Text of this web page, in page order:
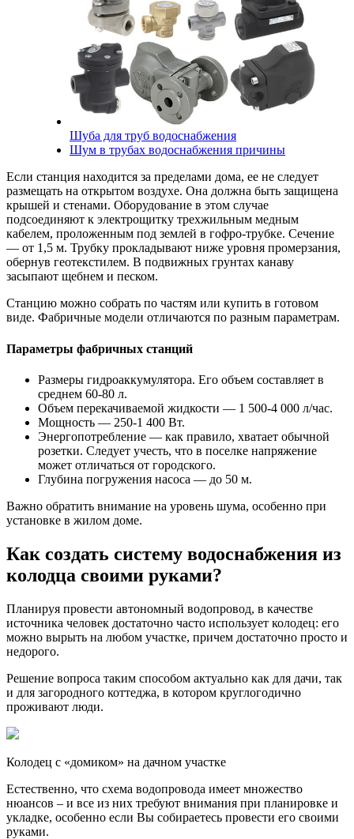
Шуба для труб водоснабжения
Шум в трубах водоснабжения причины
Если станция находится за пределами дома, ее не следует
размещать на открытом воздухе. Она должна быть защищена
крышей и стенами. Оборудование в этом случае
подсоединяют к электрощитку трехжильным медным
кабелем, проложенным под землей в гофро-трубке. Сечение
— от 1,5 м. Трубку прокладывают ниже уровня промерзания,
обернув геотекстилем. В подвижных грунтах канаву
засыпают щебнем и песком.
Станцию можно собрать по частям или купить в готовом
виде. Фабричные модели отличаются по разным параметрам.
Параметры фабричных станций
Размеры гидроаккумулятора. Его объем составляет в
среднем 60-80 л.
Объем перекачиваемой жидкости — 1 500-4 000 л/час.
Мощность — 250-1 400 Вт.
Энергопотребление — как правило, хватает обычной
розетки. Следует учесть, что в поселке напряжение
может отличаться от городского.
Глубина погружения насоса — до 50 м.
Важно обратить внимание на уровень шума, особенно при
установке в жилом доме.
Как создать систему водоснабжения из
колодца своими руками?
Планируя провести автономный водопровод, в качестве
источника человек достаточно часто использует колодец: его
можно вырыть на любом участке, причем достаточно просто и
недорого.
Решение вопроса таким способом актуально как для дачи, так
и для загородного коттеджа, в котором круглогодично
проживают люди.
Колодец с «домиком» на дачном участке
Естественно, что схема водопровода имеет множество
нюансов – и все из них требуют внимания при планировке и
укладке, особенно если Вы собираетесь провести его своими
руками.